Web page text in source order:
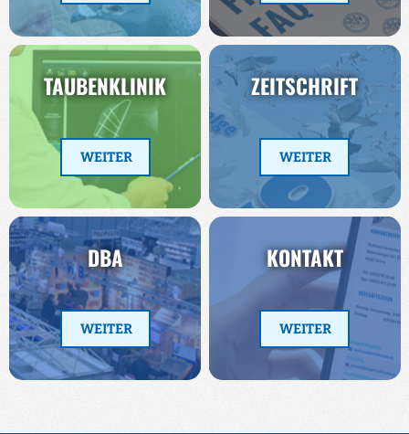
TAUBENKLINIK
WEITER
ZEITSCHRIFT
WEITER
DBA
WEITER
KONTAKT
WEITER